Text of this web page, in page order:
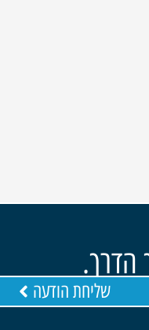
הדרך.
שליחת הודעה